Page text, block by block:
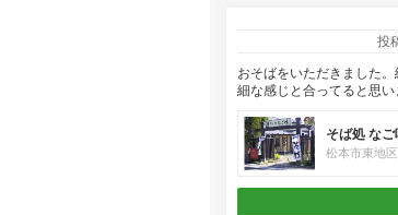
投
おそばをいただきました
細な感じと合ってると思
そば処 なご
松本市東地区